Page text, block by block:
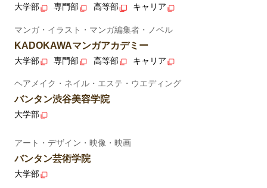
大学部 専門部 高等部 キャリア
マンガ・イラスト・マンガ編集者・ノベル
KADOKAWAマンガアカデミー
大学部 専門部 高等部 キャリア
ヘアメイク・ネイル・エステ・ウエディング
バンタン渋谷美容学院
大学部
アート・デザイン・映像・映画
バンタン芸術学院
大学部